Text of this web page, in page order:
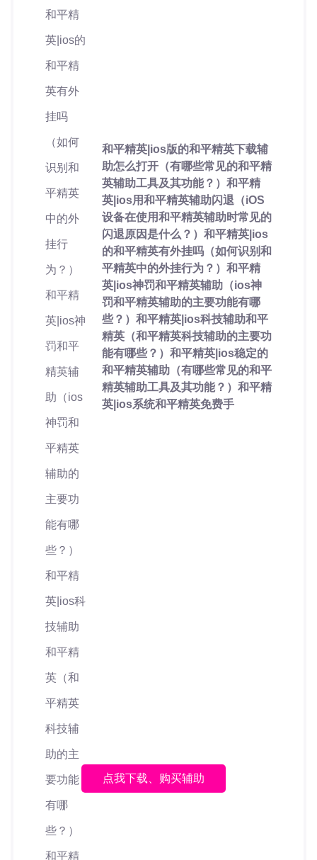
和平精英|ios版的和平精英下载辅
助怎么打开（有哪些常见的和平精
英辅助工具及其功能？）和平精
英|ios用和平精英辅助闪退（iOS
设备在使用和平精英辅助时常见的
闪退原因是什么？）和平精英|ios
的和平精英有外挂吗（如何识别和
平精英中的外挂行为？）和平精
英|ios神罚和平精英辅助（ios神
罚和平精英辅助的主要功能有哪
些？）和平精英|ios科技辅助和平
精英（和平精英科技辅助的主要功
能有哪些？）和平精英|ios稳定的
和平精英辅助（有哪些常见的和平
精英辅助工具及其功能？）和平精
英|ios系统和平精英免费手
点我下载、购买辅助